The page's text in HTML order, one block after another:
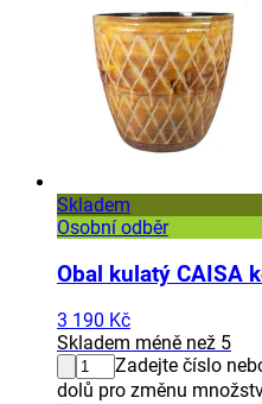
Skladem
Osobní odběr
Obal kulatý CAISA
3 190 Kč
Skladem méně než 5
Zadejte číslo
dolů pro změnu